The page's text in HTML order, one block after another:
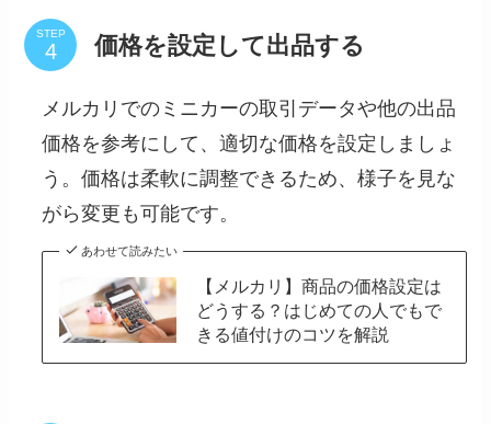
STEP 価格を設定して出品する
メルカリでのミニカーの取引データや他の出品
価格を参考にして、適切な価格を設定しましょ
う。価格は柔軟に調整できるため、様子を見な
がら変更も可能です。
あわせて読みたい
【メルカリ】商品の価格設定は
どうする？はじめての人でもで
きる値付けのコツを解説